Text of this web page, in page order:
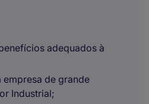
adequados à
empresa de grande
Industrial;